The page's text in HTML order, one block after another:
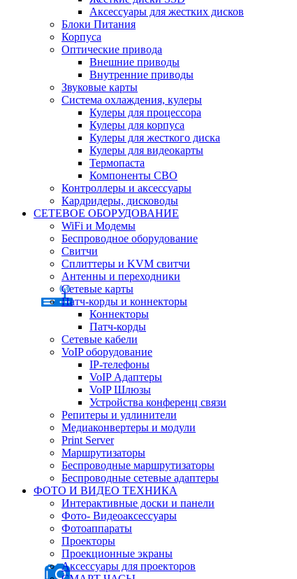
Аксессуары для жестких дисков
Блоки Питания
Корпуса
Оптические привода
Внешние приводы
Внутренние приводы
Звуковые карты
Система охлаждения, кулеры
Кулеры для процессора
Кулеры для корпуса
Кулеры для жесткого диска
Кулеры для видеокарты
Термопаста
Компоненты СВО
Контроллеры и аксессуары
Кардридеры, дисководы
СЕТЕВОЕ ОБОРУДОВАНИЕ
WiFi и Модемы
Беспроводное оборудование
Свитчи
Сплиттеры и KVM свитчи
Антенны и переходники
Сетевые карты
Патч-корды и коннекторы
Коннекторы
Патч-корды
Сетевые кабели
VoIP оборудование
IP-телефоны
VoIP Адаптеры
VoIP Шлюзы
Устройства конференц связи
Репитеры и удлинители
Медиаконвертеры и модули
Print Server
Маршрутизаторы
Беспроводные маршрутизаторы
Беспроводные сетевые адаптеры
ФОТО И ВИДЕО ТЕХНИКА
Интерактивные доски и панели
Фото- Видеоаксессуары
Фотоаппараты
Проекторы
Проекционные экраны
Аксессуары для проекторов